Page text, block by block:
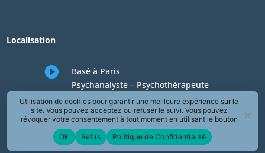
Localisation

Basé à Paris
Psychanalyste – Psychothérapeute
Consultations en téléconsultation de
psychologie
Zones desservies en téléconsultation de psychologie
Utilisation de cookies pour garantir une meilleure expérience sur le
site. Vous pouvez acceptez ou refuser le suivi. Vous pouvez
révoquer votre consentement à tout moment en utilisant le bouton
« Révoquer le consentement » présent dans la page de Politique de
Confidentialité.
Ok Refus Politique de Confidentialité